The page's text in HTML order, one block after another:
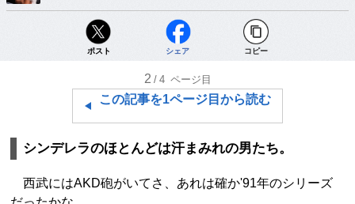
ポスト シェア コピー
2 /4 ページ目
この記事を1ページ目から読む
シンデレラのほとんどは汗まみれの男たち。
西武にはAKD砲がいてさ、あれは確か'91年のシリーズ